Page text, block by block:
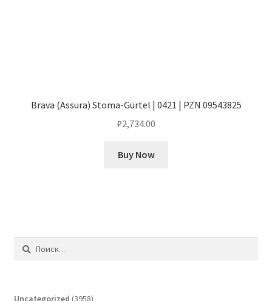
Brava (Assura) Stoma-Gürtel | 0421 | PZN 09543825
₽2,734.00
Buy Now
Найти:
Uncategorized 39583958